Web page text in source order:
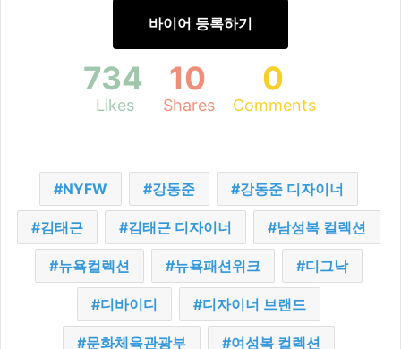
바이어 등록하기
734
Likes
10
Shares
0
Comments
NYFW 강동준 강동준 디자이너
김태근 김태근 디자이너 남성복 컬렉션
뉴욕컬렉션 뉴욕패션위크 디그낙
디바이디 디자이너 브랜드
문화체육관광부 여성복 컬렉션